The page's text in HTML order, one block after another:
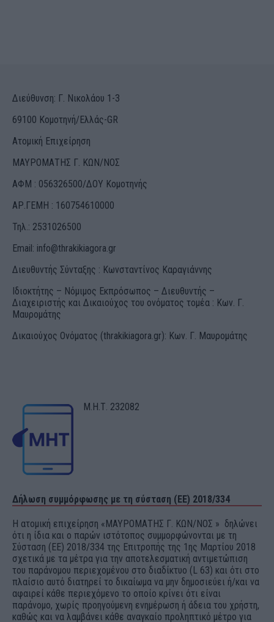
Διεύθυνση: Γ. Νικολάου 1-3
69100 Κομοτηνή/Ελλάς-GR
Ατομική Επιχείρηση
ΜΑΥΡΟΜΑΤΗΣ Γ. ΚΩΝ/ΝΟΣ
ΑΦΜ : 056326500/ΔOΥ Κομοτηνής
ΑΡ.ΓΕΜΗ : 160754610000
Τηλ.: 2531026500
Email: info@thrakikiagora.gr
Διευθυντής Σύνταξης : Κωνσταντίνος Καραγιάννης
Ιδιοκτήτης – Νόμιμος Εκπρόσωπος – Διευθυντής –
Διαχειριστής και Δικαιούχος του ονόματος τομέα : Κων. Γ.
Μαυρομάτης
Δικαιούχος Ονόματος (thrakikiagora.gr): Κων. Γ. Μαυρομάτης
Μ.Η.Τ. 232082
Δήλωση συμμόρφωσης με τη σύσταση (ΕΕ) 2018/334
Η ατομική επιχείρηση «ΜΑΥΡΟΜΑΤΗΣ Γ. ΚΩΝ/ΝΟΣ » δηλώνει
ότι η ίδια και ο παρών ιστότοπος συμμορφώνονται με τη
Σύσταση (ΕΕ) 2018/334 της Επιτροπής της 1ης Μαρτίου 2018
σχετικά με τα μέτρα για την αποτελεσματική αντιμετώπιση
του παράνομου περιεχομένου στο διαδίκτυο (L 63) και ότι στο
πλαίσιο αυτό διατηρεί το δικαίωμα να μην δημοσιεύει ή/και να
αφαιρεί κάθε περιεχόμενο το οποίο κρίνει ότι είναι
παράνομο, χωρίς προηγούμενη ενημέρωση ή άδεια του χρήστη,
καθώς και να λαμβάνει κάθε αναγκαίο προληπτικό μέτρο για